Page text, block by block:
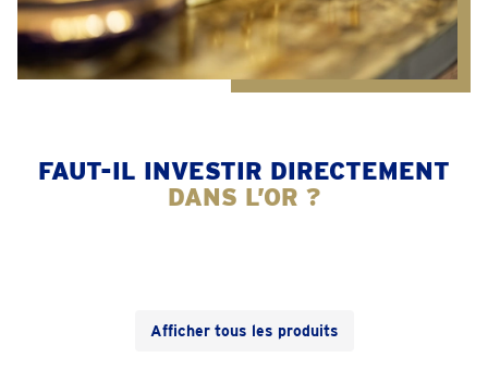
FAUT-IL INVESTIR DIRECTEMENT
DANS L’OR ?
Afficher tous les produits